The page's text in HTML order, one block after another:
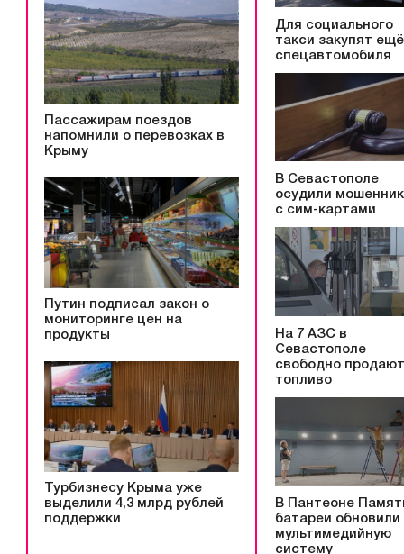
Пассажирам поездов
напомнили о перевозках в
Крыму
Путин подписал закон о
мониторинге цен на
продукты
Турбизнесу Крыма уже
выделили 4,3 млрд рублей
поддержки
Для социального
такси закупят
спецавтомобиля
В Севастополе
осудили
с сим-картами
На 7 АЗС в
Севастополе
свободно продают
топливо
В Пантеоне
батареи обновили
мультимедийную
систему